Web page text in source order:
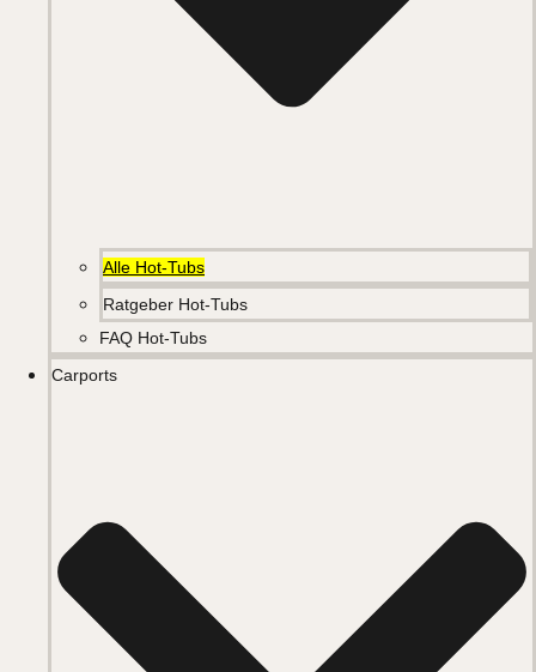
Alle Hot-Tubs
Ratgeber Hot-Tubs
FAQ Hot-Tubs
Carports